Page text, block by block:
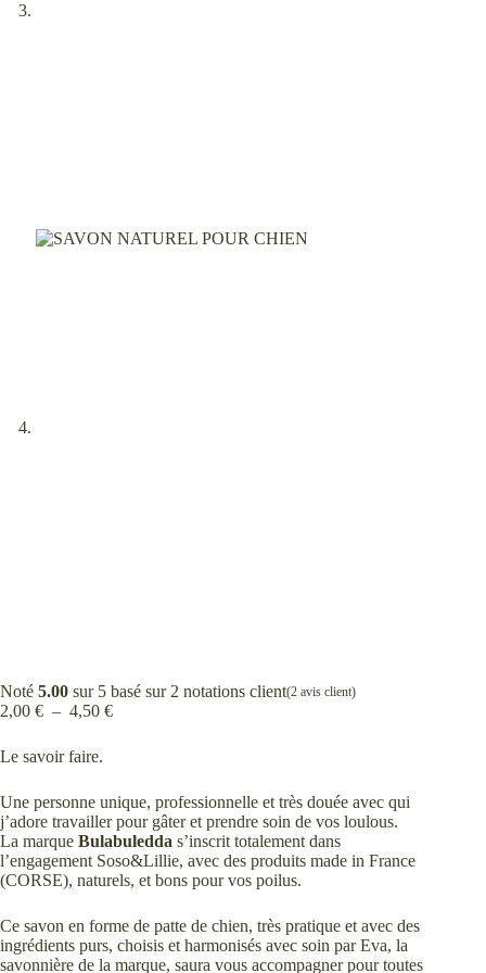
Noté 5.00 sur 5 basé sur 2 notations client(2 avis client)
2,00 € – 4,50 €Plage
4,50 €
Le savoir faire.
Une personne unique, professionnelle et très douée avec qui
j’adore travailler pour gâter et prendre soin de vos loulous.
La marque Bulabuledda s’inscrit totalement dans
l’engagement Soso&Lillie, avec des produits made in France
(CORSE), naturels, et bons pour vos poilus.
Ce savon en forme de patte de chien, très pratique et avec des
ingrédients purs, choisis et harmonisés avec soin par Eva, la
savonnière de la marque, saura vous accompagner pour toutes